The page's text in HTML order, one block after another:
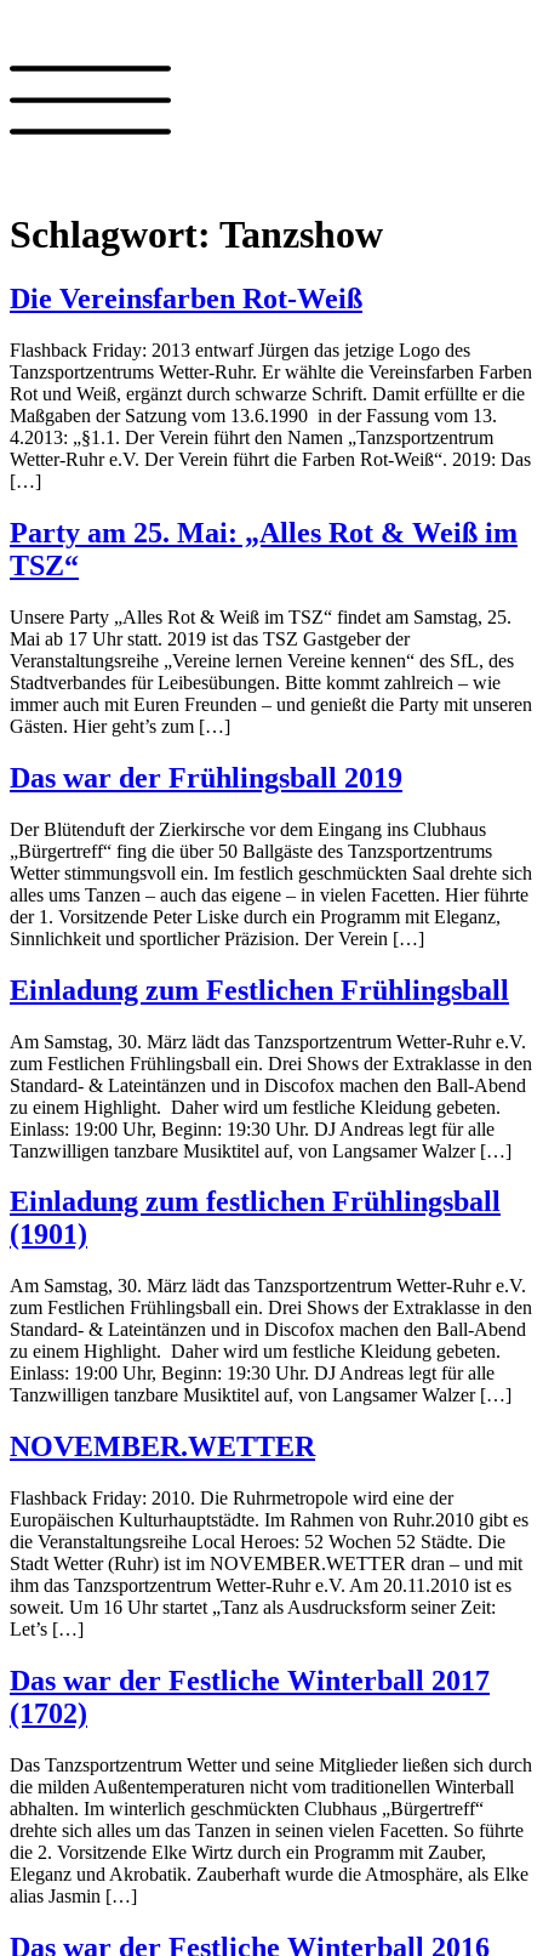
Schlagwort: Tanzshow
Die Vereinsfarben Rot-Weiß
Flashback Friday: 2013 entwarf Jürgen das jetzige Logo des
Tanzsportzentrums Wetter-Ruhr. Er wählte die Vereinsfarben Farben
Rot und Weiß, ergänzt durch schwarze Schrift. Damit erfüllte er die
Maßgaben der Satzung vom 13.6.1990 in der Fassung vom 13.
4.2013: „§1.1. Der Verein führt den Namen „Tanzsportzentrum
Wetter-Ruhr e.V. Der Verein führt die Farben Rot-Weiß“. 2019: Das
[…]
Party am 25. Mai: „Alles Rot & Weiß im
TSZ“
Unsere Party „Alles Rot & Weiß im TSZ“ findet am Samstag, 25.
Mai ab 17 Uhr statt. 2019 ist das TSZ Gastgeber der
Veranstaltungsreihe „Vereine lernen Vereine kennen“ des SfL, des
Stadtverbandes für Leibesübungen. Bitte kommt zahlreich – wie
immer auch mit Euren Freunden – und genießt die Party mit unseren
Gästen. Hier geht’s zum […]
Das war der Frühlingsball 2019
Der Blütenduft der Zierkirsche vor dem Eingang ins Clubhaus
„Bürgertreff“ fing die über 50 Ballgäste des Tanzsportzentrums
Wetter stimmungsvoll ein. Im festlich geschmückten Saal drehte sich
alles ums Tanzen – auch das eigene – in vielen Facetten. Hier führte
der 1. Vorsitzende Peter Liske durch ein Programm mit Eleganz,
Sinnlichkeit und sportlicher Präzision. Der Verein […]
Einladung zum Festlichen Frühlingsball
Am Samstag, 30. März lädt das Tanzsportzentrum Wetter-Ruhr e.V.
zum Festlichen Frühlingsball ein. Drei Shows der Extraklasse in den
Standard- & Lateintänzen und in Discofox machen den Ball-Abend
zu einem Highlight. Daher wird um festliche Kleidung gebeten.
Einlass: 19:00 Uhr, Beginn: 19:30 Uhr. DJ Andreas legt für alle
Tanzwilligen tanzbare Musiktitel auf, von Langsamer Walzer […]
Einladung zum festlichen Frühlingsball
(1901)
Am Samstag, 30. März lädt das Tanzsportzentrum Wetter-Ruhr e.V.
zum Festlichen Frühlingsball ein. Drei Shows der Extraklasse in den
Standard- & Lateintänzen und in Discofox machen den Ball-Abend
zu einem Highlight. Daher wird um festliche Kleidung gebeten.
Einlass: 19:00 Uhr, Beginn: 19:30 Uhr. DJ Andreas legt für alle
Tanzwilligen tanzbare Musiktitel auf, von Langsamer Walzer […]
NOVEMBER.WETTER
Flashback Friday: 2010. Die Ruhrmetropole wird eine der
Europäischen Kulturhauptstädte. Im Rahmen von Ruhr.2010 gibt es
die Veranstaltungsreihe Local Heroes: 52 Wochen 52 Städte. Die
Stadt Wetter (Ruhr) ist im NOVEMBER.WETTER dran – und mit
ihm das Tanzsportzentrum Wetter-Ruhr e.V. Am 20.11.2010 ist es
soweit. Um 16 Uhr startet „Tanz als Ausdrucksform seiner Zeit:
Let’s […]
Das war der Festliche Winterball 2017
(1702)
Das Tanzsportzentrum Wetter und seine Mitglieder ließen sich durch
die milden Außentemperaturen nicht vom traditionellen Winterball
abhalten. Im winterlich geschmückten Clubhaus „Bürgertreff“
drehte sich alles um das Tanzen in seinen vielen Facetten. So führte
die 2. Vorsitzende Elke Wirtz durch ein Programm mit Zauber,
Eleganz und Akrobatik. Zauberhaft wurde die Atmosphäre, als Elke
alias Jasmin […]
Das war der Festliche Winterball 2016